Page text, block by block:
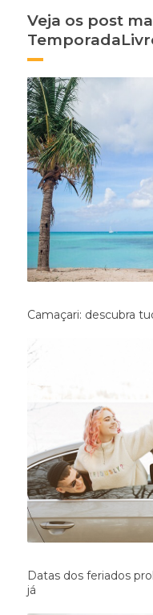
Veja os post
Camaçari: descubra
Datas dos feriados
já